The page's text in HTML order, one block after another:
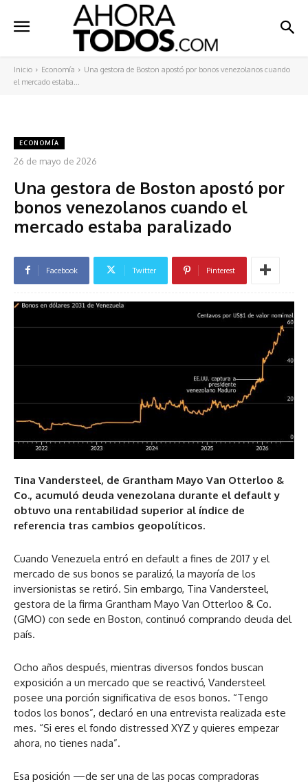
Inicio Economía
Una gestora de Boston apostó por bonos venezolanos cuando
el mercado estaba...
ECONOMÍA
26 de mayo de 2026
Una gestora de Boston apostó por
bonos venezolanos cuando el
mercado estaba paralizado
Facebook Twitter Pinterest
Tina Vandersteel, de Grantham Mayo Van Otterloo &
Co., acumuló deuda venezolana durante el default y
obtuvo una rentabilidad superior al índice de
referencia tras cambios geopolíticos.
Cuando Venezuela entró en default a fines de 2017 y el
mercado de sus bonos se paralizó, la mayoría de los
inversionistas se retiró. Sin embargo, Tina Vandersteel,
gestora de la firma Grantham Mayo Van Otterloo & Co.
(GMO) con sede en Boston, continuó comprando deuda del
país.
Ocho años después, mientras diversos fondos buscan
exposición a un mercado que se reactivó, Vandersteel
posee una porción significativa de esos bonos. “Tengo
todos los bonos”, declaró en una entrevista realizada este
mes. “Si eres el fondo distressed XYZ y quieres empezar
ahora, no tienes nada”.
Esa posición —de ser una de las pocas compradoras